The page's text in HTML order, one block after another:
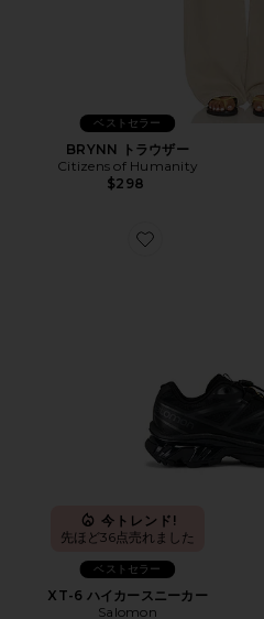
ベストセラー
BRYNN トラウザー
Citizens of Humanity
$298
Favorite XT-6 ハイ
今トレンド!
先ほど36点売れました
ベストセラー
XT-6 ハイカースニーカー
Salomon